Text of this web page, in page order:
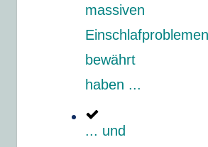
massiven
Einschlafproblemen
bewährt
haben ...
... und